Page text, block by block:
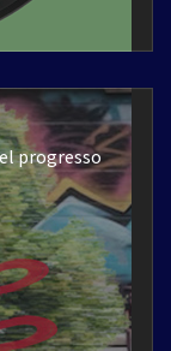
progresso